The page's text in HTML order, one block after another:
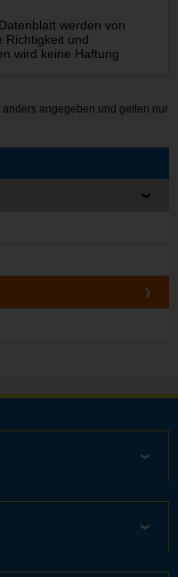
werden von
Richtigkeit und
wird keine Haftung
anders angegeben und gelten nur